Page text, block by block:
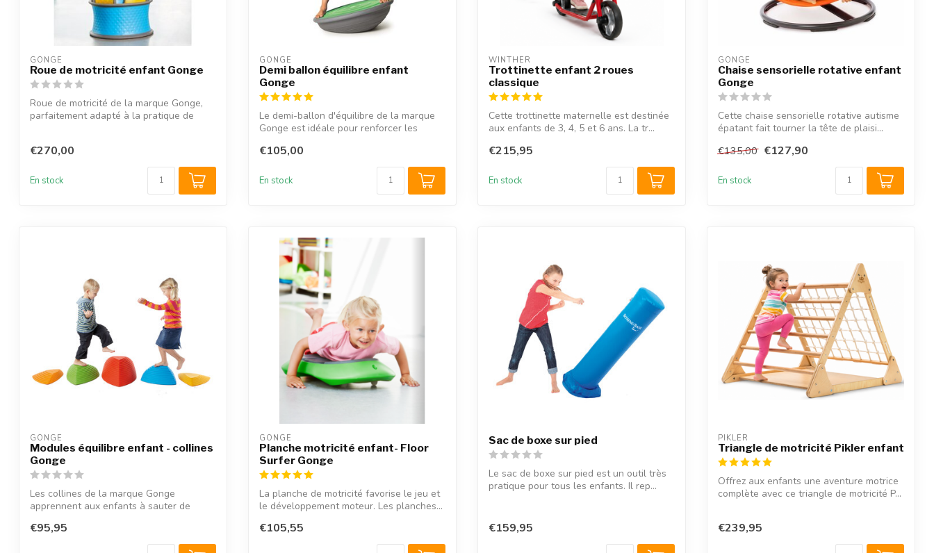
GONGE
Roue de motricité enfant Gonge
Roue de motricité de la marque Gonge,
parfaitement adapté à la pratique de
€270,00
En stock
GONGE
Demi ballon équilibre enfant
Gonge
Le demi-ballon d'équilibre de la marque
Gonge est idéale pour renforcer les
€105,00
En stock
WINTHER
Trottinette enfant 2 roues
classique
Cette trottinette maternelle est destinée
aux enfants de 3, 4, 5 et 6 ans. La tr...
€215,95
En stock
GONGE
Chaise sensorielle rotative enfant
Gonge
Cette chaise sensorielle rotative autisme
épatant fait tourner la tête de plaisi...
€135,00 €127,90
En stock
GONGE
Modules équilibre enfant - collines
Gonge
Les collines de la marque Gonge
apprennent aux enfants à sauter de
€95,95
GONGE
Planche motricité enfant- Floor
Surfer Gonge
La planche de motricité favorise le jeu et
le développement moteur. Les planches...
€105,55
Sac de boxe sur pied
Le sac de boxe sur pied est un outil très
pratique pour tous les enfants. Il rep...
€159,95
PIKLER
Triangle de motricité Pikler enfant
Offrez aux enfants une aventure motrice
complète avec ce triangle de motricité P...
€239,95